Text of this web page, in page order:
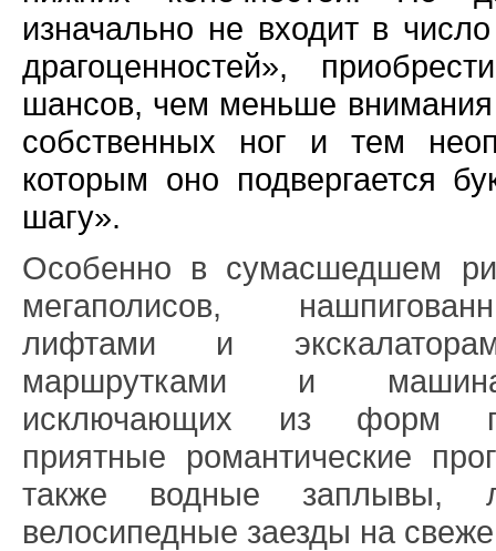
изначально не входит в
драгоценностей»,
шансов, чем меньше внимания
собственных ног и тем
которым оно подвергается
шагу».
Особенно в сумасшедшем
мегаполисов,
лифтами и
маршрутками и
исключающих из форм
приятные романтические
также водные заплывы,
велосипедные заезды на